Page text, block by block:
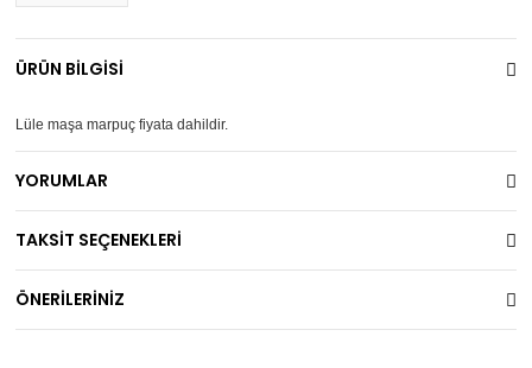
ÜRÜN BİLGİSİ
Lüle maşa marpuç fiyata dahildir.
YORUMLAR
TAKSİT SEÇENEKLERİ
ÖNERİLERİNİZ